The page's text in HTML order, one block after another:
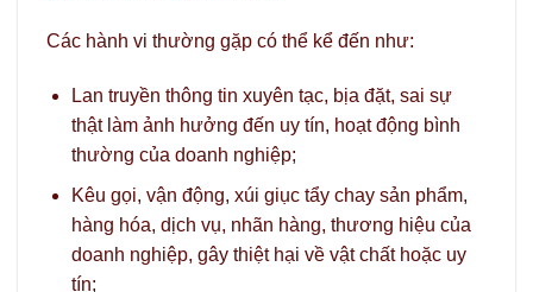
Các hành vi thường gặp có thể kể đến như:
Lan truyền thông tin xuyên tạc, bịa đặt, sai sự
thật làm ảnh hưởng đến uy tín, hoạt động bình
thường của doanh nghiệp;
Kêu gọi, vận động, xúi giục tẩy chay sản phẩm,
hàng hóa, dịch vụ, nhãn hàng, thương hiệu của
doanh nghiệp, gây thiệt hại về vật chất hoặc uy
tín;